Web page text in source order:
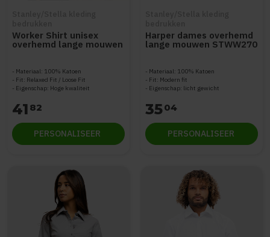
Worker Shirt unisex
overhemd lange mouwen
Materiaal: 100% Katoen
Fit: Relaxed Fit / Loose Fit
Eigenschap: Hoge kwaliteit
41 82
PERSONALISEER
Harper dames overhemd
lange mouwen STWW270
Materiaal: 100% Katoen
Fit: Modern fit
Eigenschap: licht gewicht
3504
PERSONALISEER